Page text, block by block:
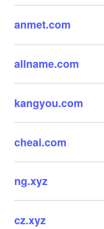
anmet.com
allname.com
kangyou.com
cheai.com
ng.xyz
cz.xyz